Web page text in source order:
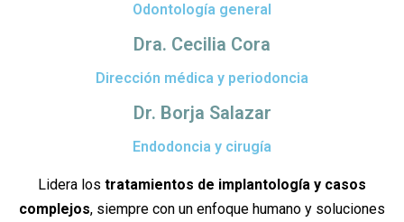
Odontología general
Dra. Cecilia Cora
Dirección médica y periodoncia
Dr. Borja Salazar
Endodoncia y cirugía
Lidera los tratamientos de implantología y casos
complejos, siempre con un enfoque humano y soluciones